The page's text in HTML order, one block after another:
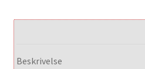
Beskrivelse